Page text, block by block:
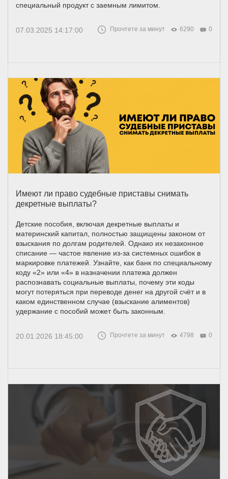
специальный продукт с заемным лимитом.
07.03.2025 14:17:00 Прочтете за минут 6290 0
Имеют ли право судебные приставы снимать
декретные выплаты?
Детские пособия, включая декретные выплаты и
материнский капитал, полностью защищены законом от
взыскания по долгам родителей. Однако их незаконное
списание — частое явление из-за системных ошибок в
маркировке платежей. Узнайте, как банк по специальному
коду «2» или «4» в назначении платежа должен
распознавать социальные выплаты, почему эти коды
могут потеряться при переводе денег на другой счёт и в
каком единственном случае (взыскание алиментов)
удержание с пособий может быть законным.
20.01.2026 18:45:00 Прочтете за минут 4798 0